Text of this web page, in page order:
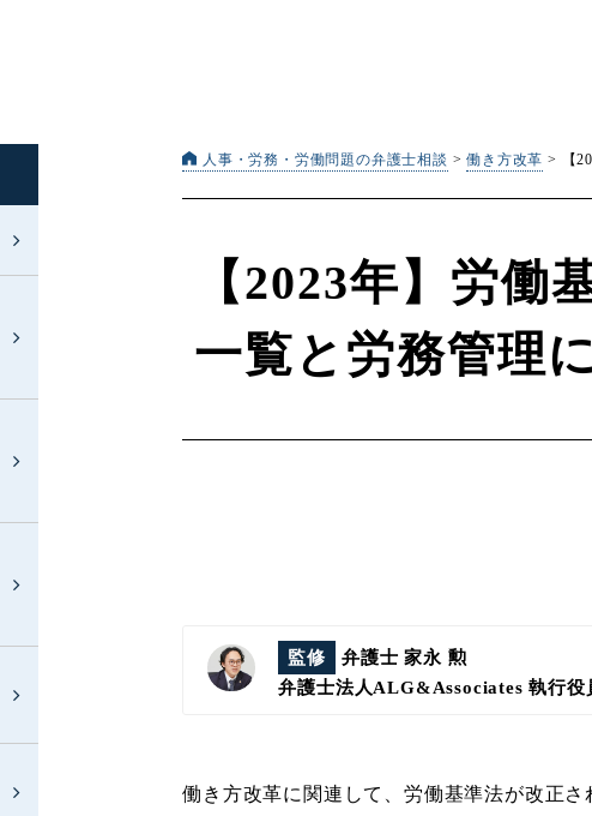
人事・労務・労働問題の弁護士相談 >働き方改革 > 【
【2023年】労働
一覧と労務管理
監修
弁護士 家永 勲
弁護士法人ALG&Associates執行役
働き方改革に関連して、労働基準法が改正さ